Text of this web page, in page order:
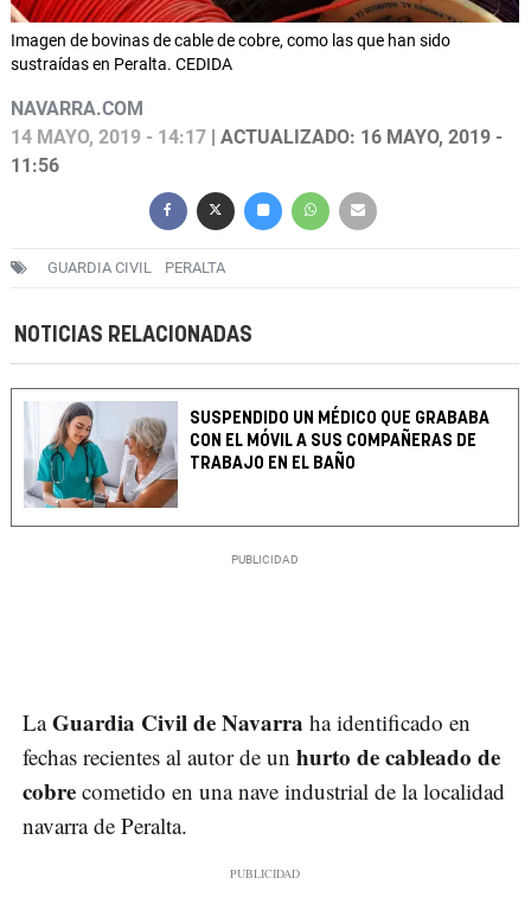
Imagen de bovinas de cable de cobre, como las que han sido
sustraídas en Peralta. CEDIDA
NAVARRA.COM
14 MAYO, 2019 - 14:17 | ACTUALIZADO: 16 MAYO, 2019 -
11:56
GUARDIA CIVIL PERALTA
NOTICIAS RELACIONADAS
SUSPENDIDO UN MÉDICO QUE GRABABA
CON EL MÓVIL A SUS COMPAÑERAS DE
TRABAJO EN EL BAÑO
LaGuardia Civil de Navarra ha identificado en
fechas recientes al autor de un hurto de cableado de
cobre cometido en una nave industrial de la localidad
navarra de Peralta.